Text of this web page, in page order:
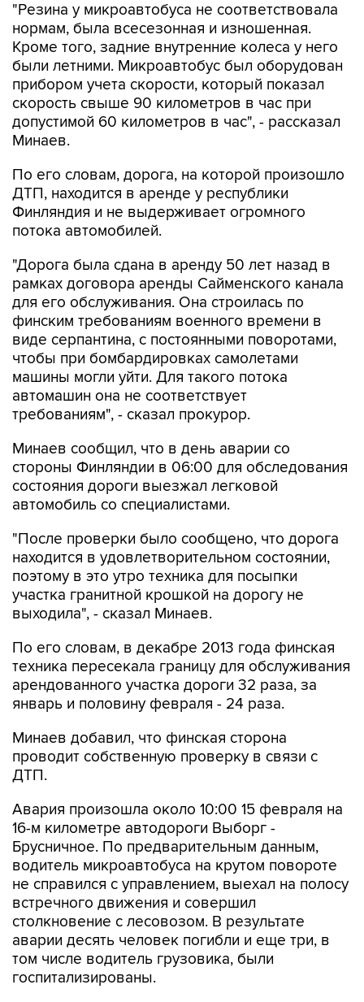
"Резина у микроавтобуса не соответствовала
нормам, была всесезонная и изношенная.
Кроме того, задние внутренние колеса у него
были летними. Микроавтобус был оборудован
прибором учета скорости, который показал
скорость свыше 90 километров в час при
допустимой 60 километров в час", - рассказал
Минаев.
По его словам, дорога, на которой произошло
ДТП, находится в аренде у республики
Финляндия и не выдерживает огромного
потока автомобилей.
"Дорога была сдана в аренду 50 лет назад в
рамках договора аренды Сайменского канала
для его обслуживания. Она строилась по
финским требованиям военного времени в
виде серпантина, с постоянными поворотами,
чтобы при бомбардировках самолетами
машины могли уйти. Для такого потока
автомашин она не соответствует
требованиям", - сказал прокурор.
Минаев сообщил, что в день аварии со
стороны Финляндии в 06:00 для обследования
состояния дороги выезжал легковой
автомобиль со специалистами.
"После проверки было сообщено, что дорога
находится в удовлетворительном состоянии,
поэтому в это утро техника для посыпки
участка гранитной крошкой на дорогу не
выходила", - сказал Минаев.
По его словам, в декабре 2013 года финская
техника пересекала границу для обслуживания
арендованного участка дороги 32 раза, за
январь и половину февраля - 24 раза.
Минаев добавил, что финская сторона
проводит собственную проверку в связи с
ДТП.
Авария произошла около 10:00 15 февраля на
16-м километре автодороги Выборг -
Брусничное. По предварительным данным,
водитель микроавтобуса на крутом повороте
не справился с управлением, выехал на полосу
встречного движения и совершил
столкновение с лесовозом. В результате
аварии десять человек погибли и еще три, в
том числе водитель грузовика, были
госпитализированы.